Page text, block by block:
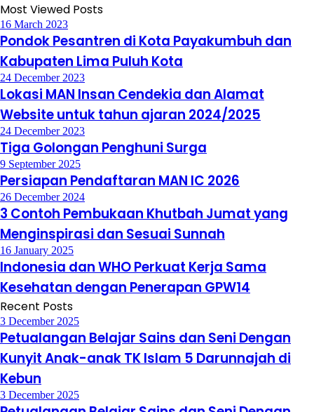
Most Viewed Posts
16 March 2023
Pondok Pesantren di Kota Payakumbuh dan
Kabupaten Lima Puluh Kota
24 December 2023
Lokasi MAN Insan Cendekia dan Alamat
Website untuk tahun ajaran 2024/2025
24 December 2023
Tiga Golongan Penghuni Surga
9 September 2025
Persiapan Pendaftaran MAN IC 2026
26 December 2024
3 Contoh Pembukaan Khutbah Jumat yang
Menginspirasi dan Sesuai Sunnah
16 January 2025
Indonesia dan WHO Perkuat Kerja Sama
Kesehatan dengan Penerapan GPW14
Recent Posts
3 December 2025
Petualangan Belajar Sains dan Seni Dengan
Kunyit Anak-anak TK Islam 5 Darunnajah di
Kebun
3 December 2025